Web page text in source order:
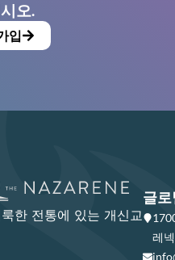
오.
입
한 전통에 있는 개신교
글로
레